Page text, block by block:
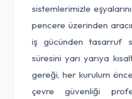
sistemlerimizle
pencere üzerinden
iş gücünden tasarruf
süresini yarı yarıya
gereği, her kurulum
çevre güvenliği